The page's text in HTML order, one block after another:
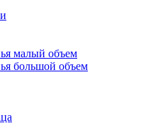
малый объем
большой объем